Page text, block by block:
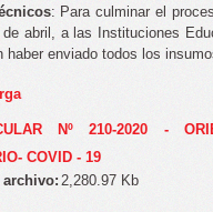
: Para culminar el
abril, a las Instituciones
haber enviado todos los
Nº 210-2020 -
COVID - 19
archivo:2,280.97 Kb